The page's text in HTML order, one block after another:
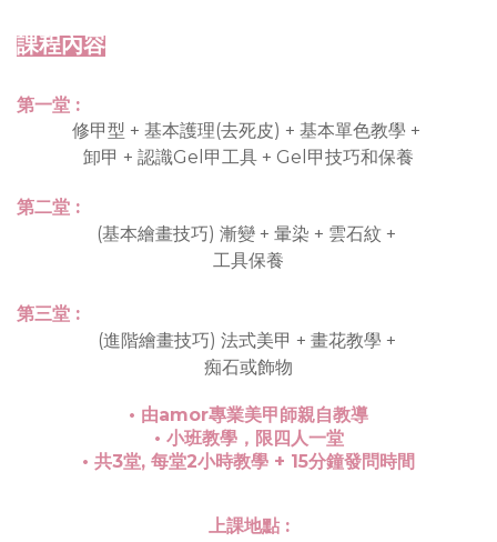
課程內容
第一堂 :
修甲型 + 基本護理(去死皮) + 基本單色教學 +
卸甲 + 認識Gel甲工具 + Gel甲技巧和保養
第二堂 :
(基本繪畫技巧) 漸變 + 暈染 + 雲石紋 +
工具保養
第三堂 :
(進階繪畫技巧) 法式美甲 + 畫花教學 +
痴石或飾物
• 由amor專業美甲師親自教導
• 小班教學，限四人一堂
• 共3堂, 每堂2小時教學 + 15分鐘發問時間
上課地點 :